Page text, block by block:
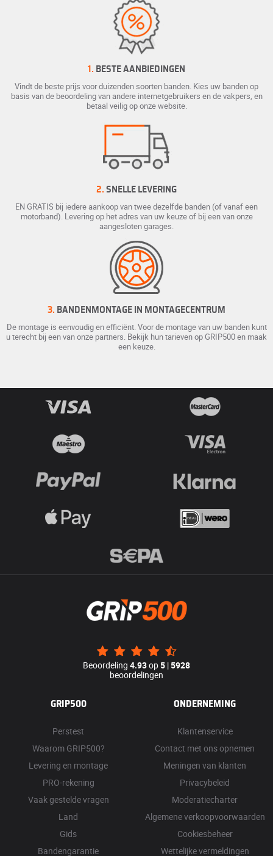
1. BESTE AANBIEDINGEN
Vindt de beste prijs voor duizenden soorten banden. Kies uw banden op
basis van de beoordeling van andere internetgebruikers en de vakpers, en
betaal veilig op onze website.
2. SNELLE LEVERING
EN GRATIS bij iedere aankoop van twee dezelfde banden (of vanaf een
motorband). Levering op het adres van uw keuze of bij een van onze
aangesloten garages.
3. BANDENMONTAGE IN MONTAGECENTRUM
De montage is eenvoudig en efficiënt. Voor de montage van uw banden kunt
u terecht bij een van onze partners. Bekijk hun tarieven op GRIP500 en maak
een keuze.
Beoordeling 4.93op5 |5928
beoordelingen
GRIP500
Perstest
Waarom GRIP500?
Levering en montage
PRO-rekening
Vaak gestelde vragen
Land
Gids
Bandengarantie
ONDERNEMING
Klantenservice
Contact met ons opnemen
Meningen van klanten
Privacybeleid
Moderatiecharter
Algemene verkoopvoorwaarden
Cookiesbeheer
Wettelijke vermeldingen